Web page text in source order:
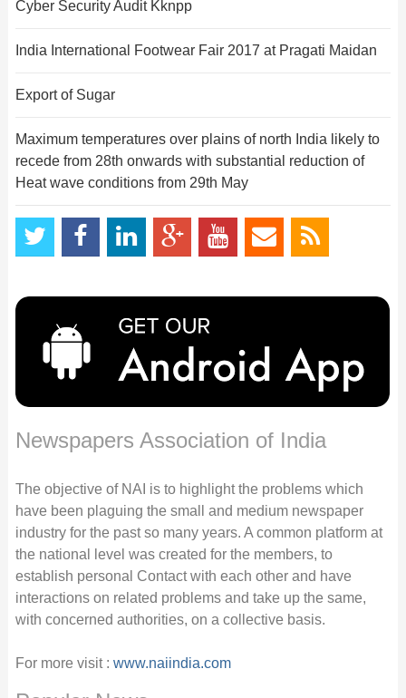
Cyber Security Audit Kknpp
India International Footwear Fair 2017 at Pragati Maidan
Export of Sugar
Maximum temperatures over plains of north India likely to
recede from 28th onwards with substantial reduction of
Heat wave conditions from 29th May
Newspapers Association of India
The objective of NAI is to highlight the problems which
have been plaguing the small and medium newspaper
industry for the past so many years. A common platform at
the national level was created for the members, to
establish personal Contact with each other and have
interactions on related problems and take up the same,
with concerned authorities, on a collective basis.
For more visit : www.naiindia.com